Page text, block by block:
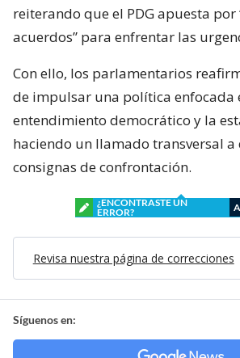
reiterando que el PDG apuesta por
acuerdos” para enfrentar las
Con ello, los parlamentarios
de impulsar una política enfocada
entendimiento democrático y la
haciendo un llamado transversal a
consignas de confrontación.
¿ENCONTRASTE UN
ERROR?
Revisa nuestra página de correcciones
Síguenos en: